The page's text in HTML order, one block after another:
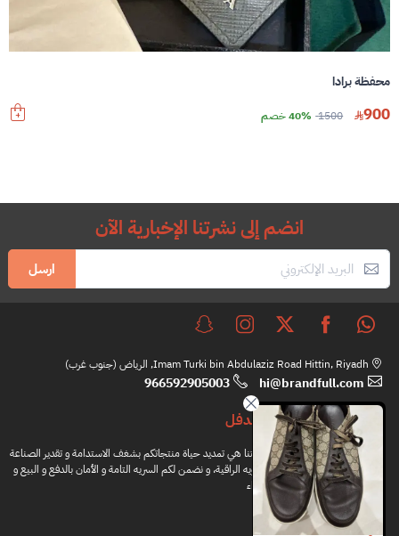
محفظة برادا
900
1500 40% خصم
انضم إلى نشرتنا الإخبارية الآن
ارسل
Imam Turki bin Abdulaziz Road Hittin, Riyadh, الرياض (جنوب غرب)
hi@brandfull.com
966592905003
براندفل
مهمتنا هي تمديد حياة منتجاتكم بشغف الاستدامة و تقدير الصناعة
اليدويه الراقية، و نضمن لكم السريه التامة و الأمان بالدفع و البيع و
الشراء